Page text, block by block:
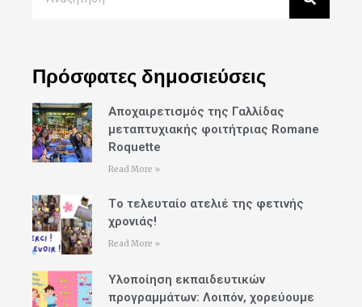
Πρόσφατες δημοσιεύσεις
Αποχαιρετισμός της Γαλλίδας
μεταπτυχιακής φοιτήτριας Romane
Roquette
Read More »
Tο τελευταίο ατελιέ της φετινής
χρονιάς!
Read More »
Υλοποίηση εκπαιδευτικών
προγραμμάτων: Λοιπόν, χορεύουμε